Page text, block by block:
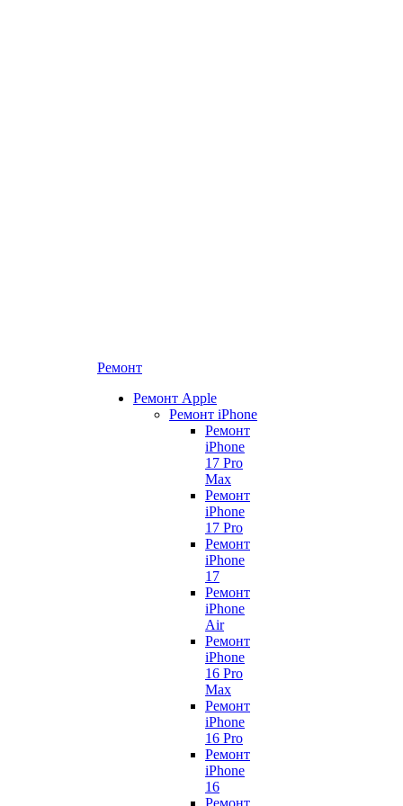
Ремонт
Ремонт Apple
Ремонт iPhone
Ремонт
iPhone
17 Pro
Max
Ремонт
iPhone
17 Pro
Ремонт
iPhone
17
Ремонт
iPhone
Air
Ремонт
iPhone
16 Pro
Max
Ремонт
iPhone
16 Pro
Ремонт
iPhone
16
Ремонт